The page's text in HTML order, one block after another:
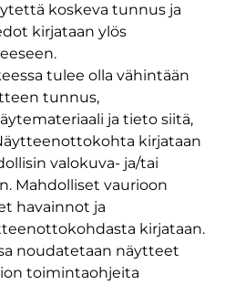
koskeva tunnus ja
kirjataan ylös
tulee olla vähintään
tunnus,
ja tieto siitä,
kirjataan
valokuva- ja/tai
Mahdolliset vaurioon
havainnot ja
kirjataan.
noudatetaan näytteet
toimintaohjeita